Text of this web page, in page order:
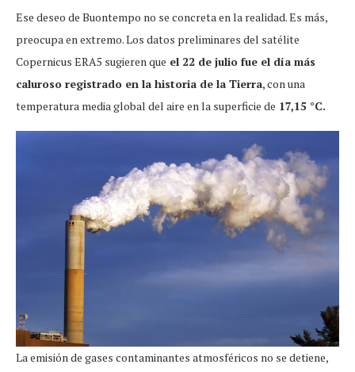
Ese deseo de Buontempo no se concreta en la realidad. Es más,
preocupa en extremo. Los datos preliminares del satélite
Copernicus ERA5 sugieren que el 22 de julio fue el día más
caluroso registrado en la historia de la Tierra, con una
temperatura media global del aire en la superficie de 17,15 °C.
La emisión de gases contaminantes atmosféricos no se detiene,